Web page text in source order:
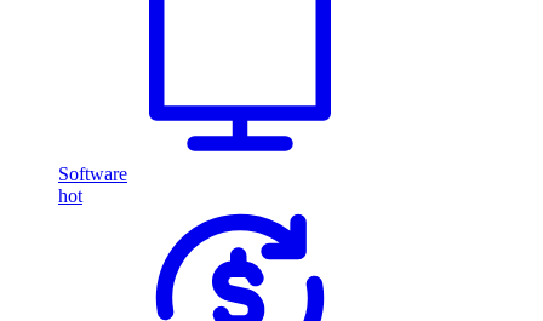
Software
hot